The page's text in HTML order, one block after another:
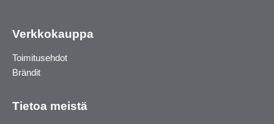
Verkkokauppa
Toimitusehdot
Brändit
Tietoa meistä